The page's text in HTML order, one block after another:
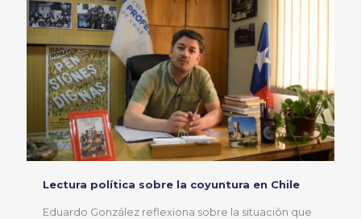
Lectura política sobre la coyuntura en Chile
Eduardo González reflexiona sobre la situación que